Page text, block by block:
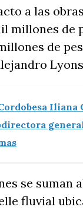
a las
millones de
de
Iliana
se suman
fluvial